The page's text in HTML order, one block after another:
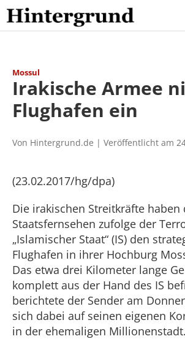
Skip
to
content
Mossul
Irakische Armee
Flughafen ein
Von Hintergrund.de | Veröffentlicht am
(23.02.2017/hg/dpa)
Die irakischen Streitkräfte haben
Staatsfernsehen zufolge der
„Islamischer Staat“ (IS) den
Flughafen in ihrer Hochburg
Das etwa drei Kilometer lange
komplett aus der Hand des IS
berichtete der Sender am
sich dabei auf seinen eigenen
in der ehemaligen Millionenstadt.